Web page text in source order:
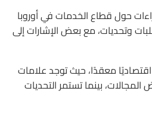
حول قطاع الخدمات في أوروبا
وتحديات، مع بعض الإشارات إلى
معقدًا، حيث توجد علامات
بينما تستمر التحديات